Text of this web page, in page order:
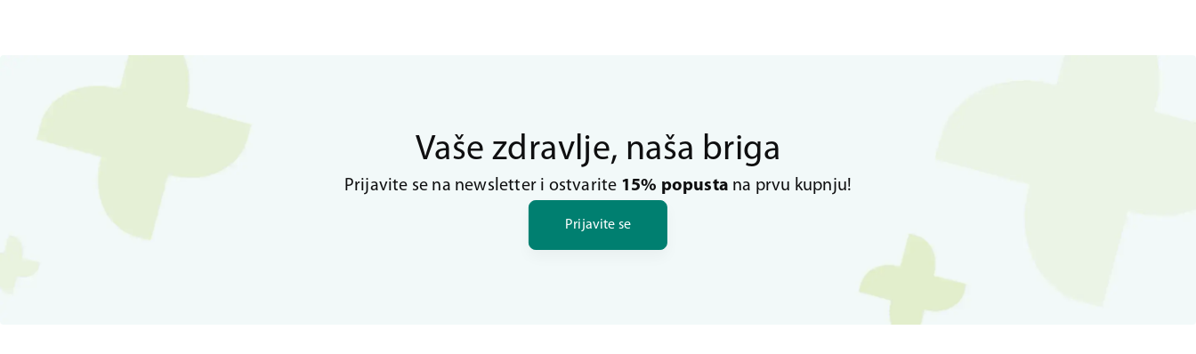
Vaše zdravlje, naša briga
Prijavite se na newsletter i ostvarite 15% popusta na prvu kupnju!
Prijavite se